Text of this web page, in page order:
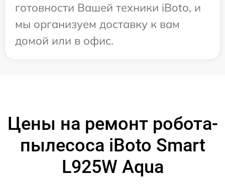
готовности Вашей техники iBoto, и
мы организуем доставку к вам
домой или в офис.
Цены на ремонт робота-
пылесоса iBoto Smart
L925W Aqua